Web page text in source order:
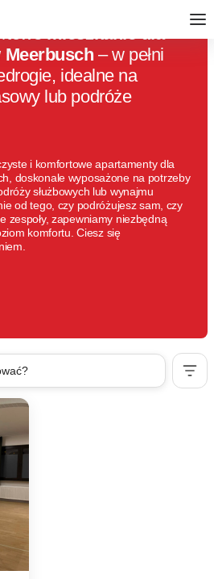
mieszkanie dla
– w pełni
idealne na
lub podróże
i komfortowe apartamenty dla
doskonale wyposażone na potrzeby
służbowych lub wynajmu
od tego, czy podróżujesz sam, czy
zespoły, zapewniamy niezbędną
komfortu. Ciesz się